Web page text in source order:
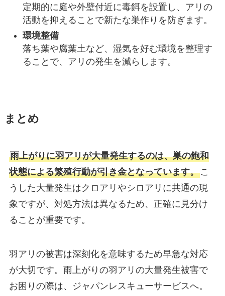
定期的に庭や外壁付近に毒餌を設置し、アリの
活動を抑えることで新たな巣作りを防ぎます。
環境整備
落ち葉や腐葉土など、湿気を好む環境を整理す
ることで、アリの発生を減らします。
まとめ
雨上がりに羽アリが大量発生するのは、巣の飽和
状態による繁殖行動が引き金となっています。こ
うした大量発生はクロアリやシロアリに共通の現
象ですが、対処方法は異なるため、正確に見分け
ることが重要です。
羽アリの被害は深刻化を意味するため早急な対応
が大切です。雨上がりの羽アリの大量発生被害で
お困りの際は、ジャパンレスキューサービスへ。